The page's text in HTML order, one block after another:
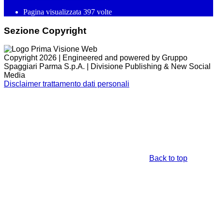
Pagina visualizzata 397 volte
Sezione Copyright
Copyright 2026 | Engineered and powered by Gruppo
Spaggiari Parma S.p.A. | Divisione Publishing & New Social
Media
Disclaimer trattamento dati personali
Back to top